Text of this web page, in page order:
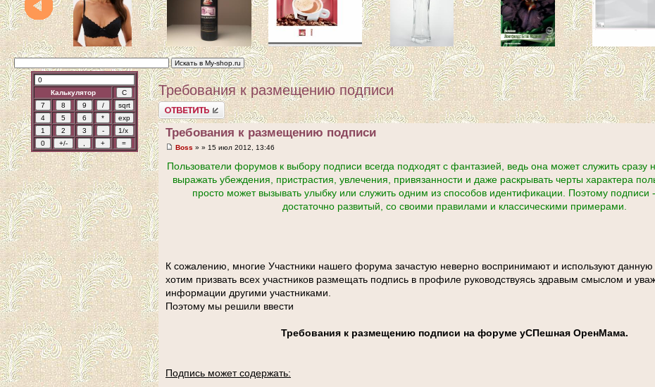
Калькулятор Требования к размещению подписи
Ответить
Требования к размещению подписи
Boss » » 15 июл 2012, 13:46
Пользователи форумов к выбору подписи всегда подходят с фантазией, ведь она может служить сразу
выражать убеждения, пристрастия, увлечения, привязанности и даже раскрывать черты характера
просто может вызывать улыбку или служить одним из способов идентификации. Поэтому подписи
достаточно развитый, со своими правилами и классическими примерами.
К сожалению, многие Участники нашего форума зачастую неверно воспринимают и используют
хотим призвать всех участников размещать подпись в профиле руководствуясь здравым смыслом и
информации другими участниками.
Поэтому мы решили ввести
Требования к размещению подписи на форуме уСПешная ОренМама.
Подпись может содержать: